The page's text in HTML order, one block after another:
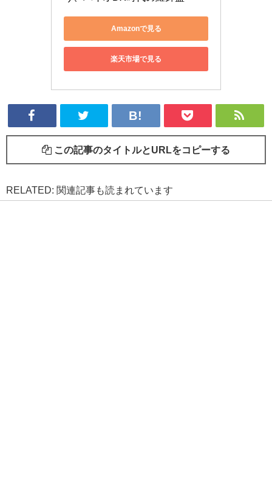
Amazonで見る
楽天市場で見る
この記事のタイトルとURLをコピーする
RELATED: 関連記事も読まれています